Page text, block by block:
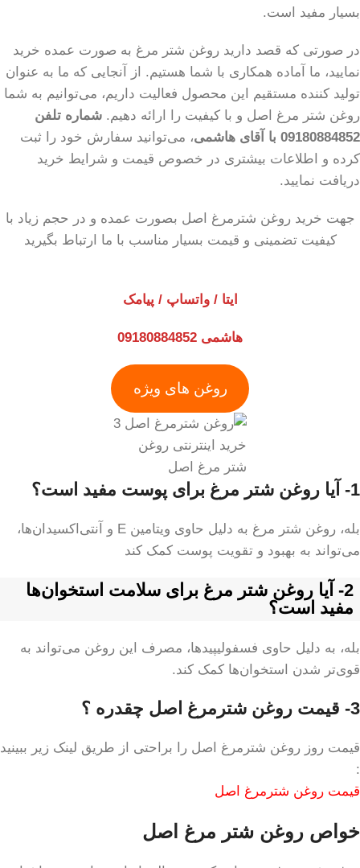
بسیار مفید است.
در صورتی که قصد دارید روغن شتر مرغ به صورت عمده خرید
نمایید، ما آماده همکاری با شما هستیم. از آنجایی که ما به عنوان
تولید کننده مستقیم این محصول فعالیت داریم، می‌توانیم به شما
روغن شتر مرغ اصل و با کیفیت را ارائه دهیم. شماره تلفن
09180884852 با آقای هاشمی
، می‌توانید سفارش خود را ثبت
کرده و اطلاعات بیشتری در خصوص قیمت و شرایط خرید
دریافت نمایید.
جهت خرید روغن شترمرغ اصل بصورت عمده و در حجم زیاد با
کیفیت تضمینی و قیمت بسیار مناسب با ما ارتباط بگیرید
ایتا / واتساپ / پیامک
هاشمی 09180884852
روغن های ویژه
خرید اینترنتی روغن
شتر مرغ اصل
1- آیا روغن شتر مرغ برای پوست مفید است؟
بله، روغن شتر مرغ به دلیل حاوی ویتامین E و آنتی‌اکسیدان‌ها،
می‌تواند به بهبود و تقویت پوست کمک کند
2- آیا روغن شتر مرغ برای سلامت استخوان‌ها
مفید است؟
بله، به دلیل حاوی فسفولیپیدها، مصرف این روغن می‌تواند به
قوی‌تر شدن استخوان‌ها کمک کند.
3- قیمت روغن شترمرغ اصل چقدره ؟
قیمت روز روغن شترمرغ اصل را براحتی از طریق لینک زیر ببینید
:
قیمت روغن شترمرغ اصل
خواص روغن شتر مرغ اصل